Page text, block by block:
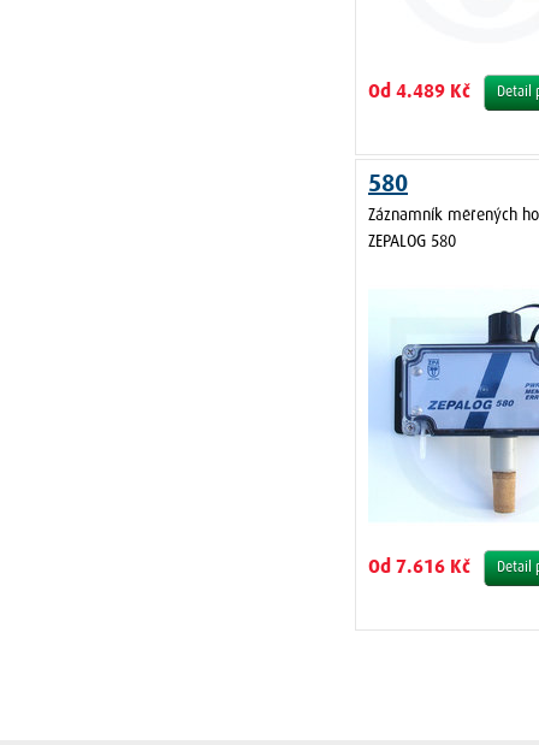
Od 4.489 Kč Detail
580
Záznamník měřených
ZEPALOG 580
Od 7.616 Kč Detail